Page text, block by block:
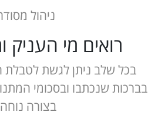
ניהול
רואים מי העניק
בכל שלב ניתן לגשת לטבלת
בברכות שנכתבו ובסכומי
בצורה